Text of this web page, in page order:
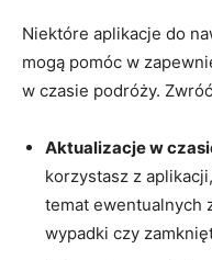
Niektóre aplikacje do
mogą pomóc w
w czasie podróży.
Aktualizacje w
korzystasz z
temat ewentualnych
wypadki czy